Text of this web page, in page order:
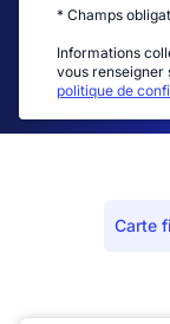
* Champs
Informations
vous renseigner
politique de
Carte